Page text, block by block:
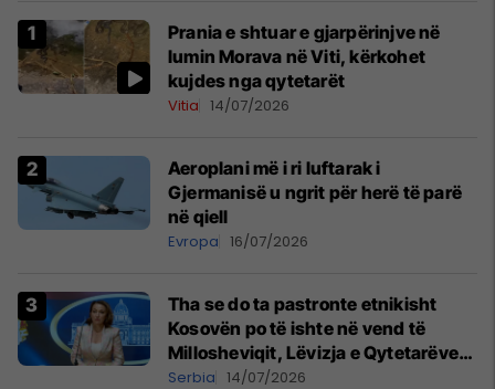
Prania e shtuar e gjarpërinjve në
lumin Morava në Viti, kërkohet
kujdes nga qytetarët
Vitia 14/07/2026
Aeroplani më i ri luftarak i
Gjermanisë u ngrit për herë të parë
në qiell
Evropa 16/07/2026
Tha se do ta pastronte etnikisht
Kosovën po të ishte në vend të
Millosheviqit, Lëvizja e Qytetarëve
të Lirë në Serbi kërkon shkarkimin e
Serbia 14/07/2026